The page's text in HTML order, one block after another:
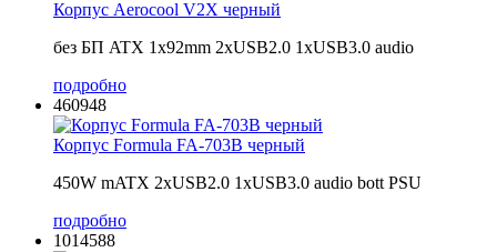
Корпус Aerocool V2X черный
без БП ATX 1x92mm 2xUSB2.0 1xUSB3.0 audio
подробно
460948
Корпус Formula FA-703B черный
450W mATX 2xUSB2.0 1xUSB3.0 audio bott PSU
подробно
1014588